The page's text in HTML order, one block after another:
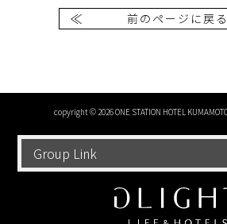
前のページに戻る
copyright © 2026 ONE STATION HOTEL
Group Link